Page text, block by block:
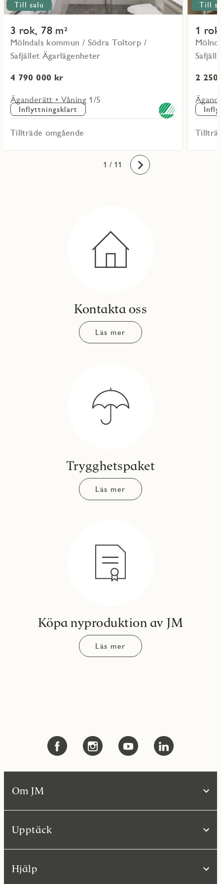
Till salu
3 rok, 78 m²
Mölndals kommun / Södra Toltorp /
Safjället Ägarlägenheter
4 790 000 kr
Äganderätt • Våning 1/5
Inflyttningsklart
Tillträde omgående
Till
1
2
1
2
3
4
5
6
7
8
9
10
11 / 11 Framåt
Kontakta oss
Läs mer
Trygghetspaket
Läs mer
Köpa nyproduktion av JM
Läs mer
Om JM
Upptäck
Hjälp